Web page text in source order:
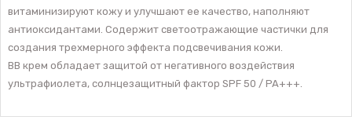
витаминизируют кожу и улучшают ее качество, наполняют
антиоксидантами. Содержит светоотражающие частички для
создания трехмерного эффекта подсвечивания кожи.
ВВ крем обладает защитой от негативного воздействия
ультрафиолета, солнцезащитный фактор SPF 50 / PA+++.